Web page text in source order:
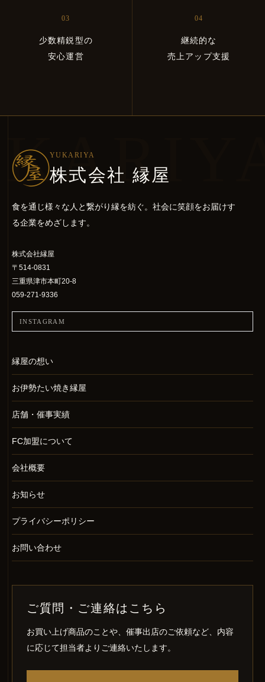
03
少数精鋭型の
安心運営
04
継続的な
売上アップ支援
YUKARIYA
株式会社 縁屋
食を通じ様々な人と繋がり縁を紡ぐ。社会に笑顔をお届けす
る企業をめざします。
株式会社縁屋
〒514-0831
三重県津市本町20-8
059-271-9336
INSTAGRAM
縁屋の想い
お伊勢たい焼き縁屋
店舗・催事実績
FC加盟について
会社概要
お知らせ
プライバシーポリシー
お問い合わせ
ご質問・ご連絡はこちら
お買い上げ商品のことや、催事出店のご依頼など、内容
に応じて担当者よりご連絡いたします。